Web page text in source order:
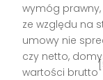
wymóg
ze względu na
umowy nie
czy netto,
wartości brutto